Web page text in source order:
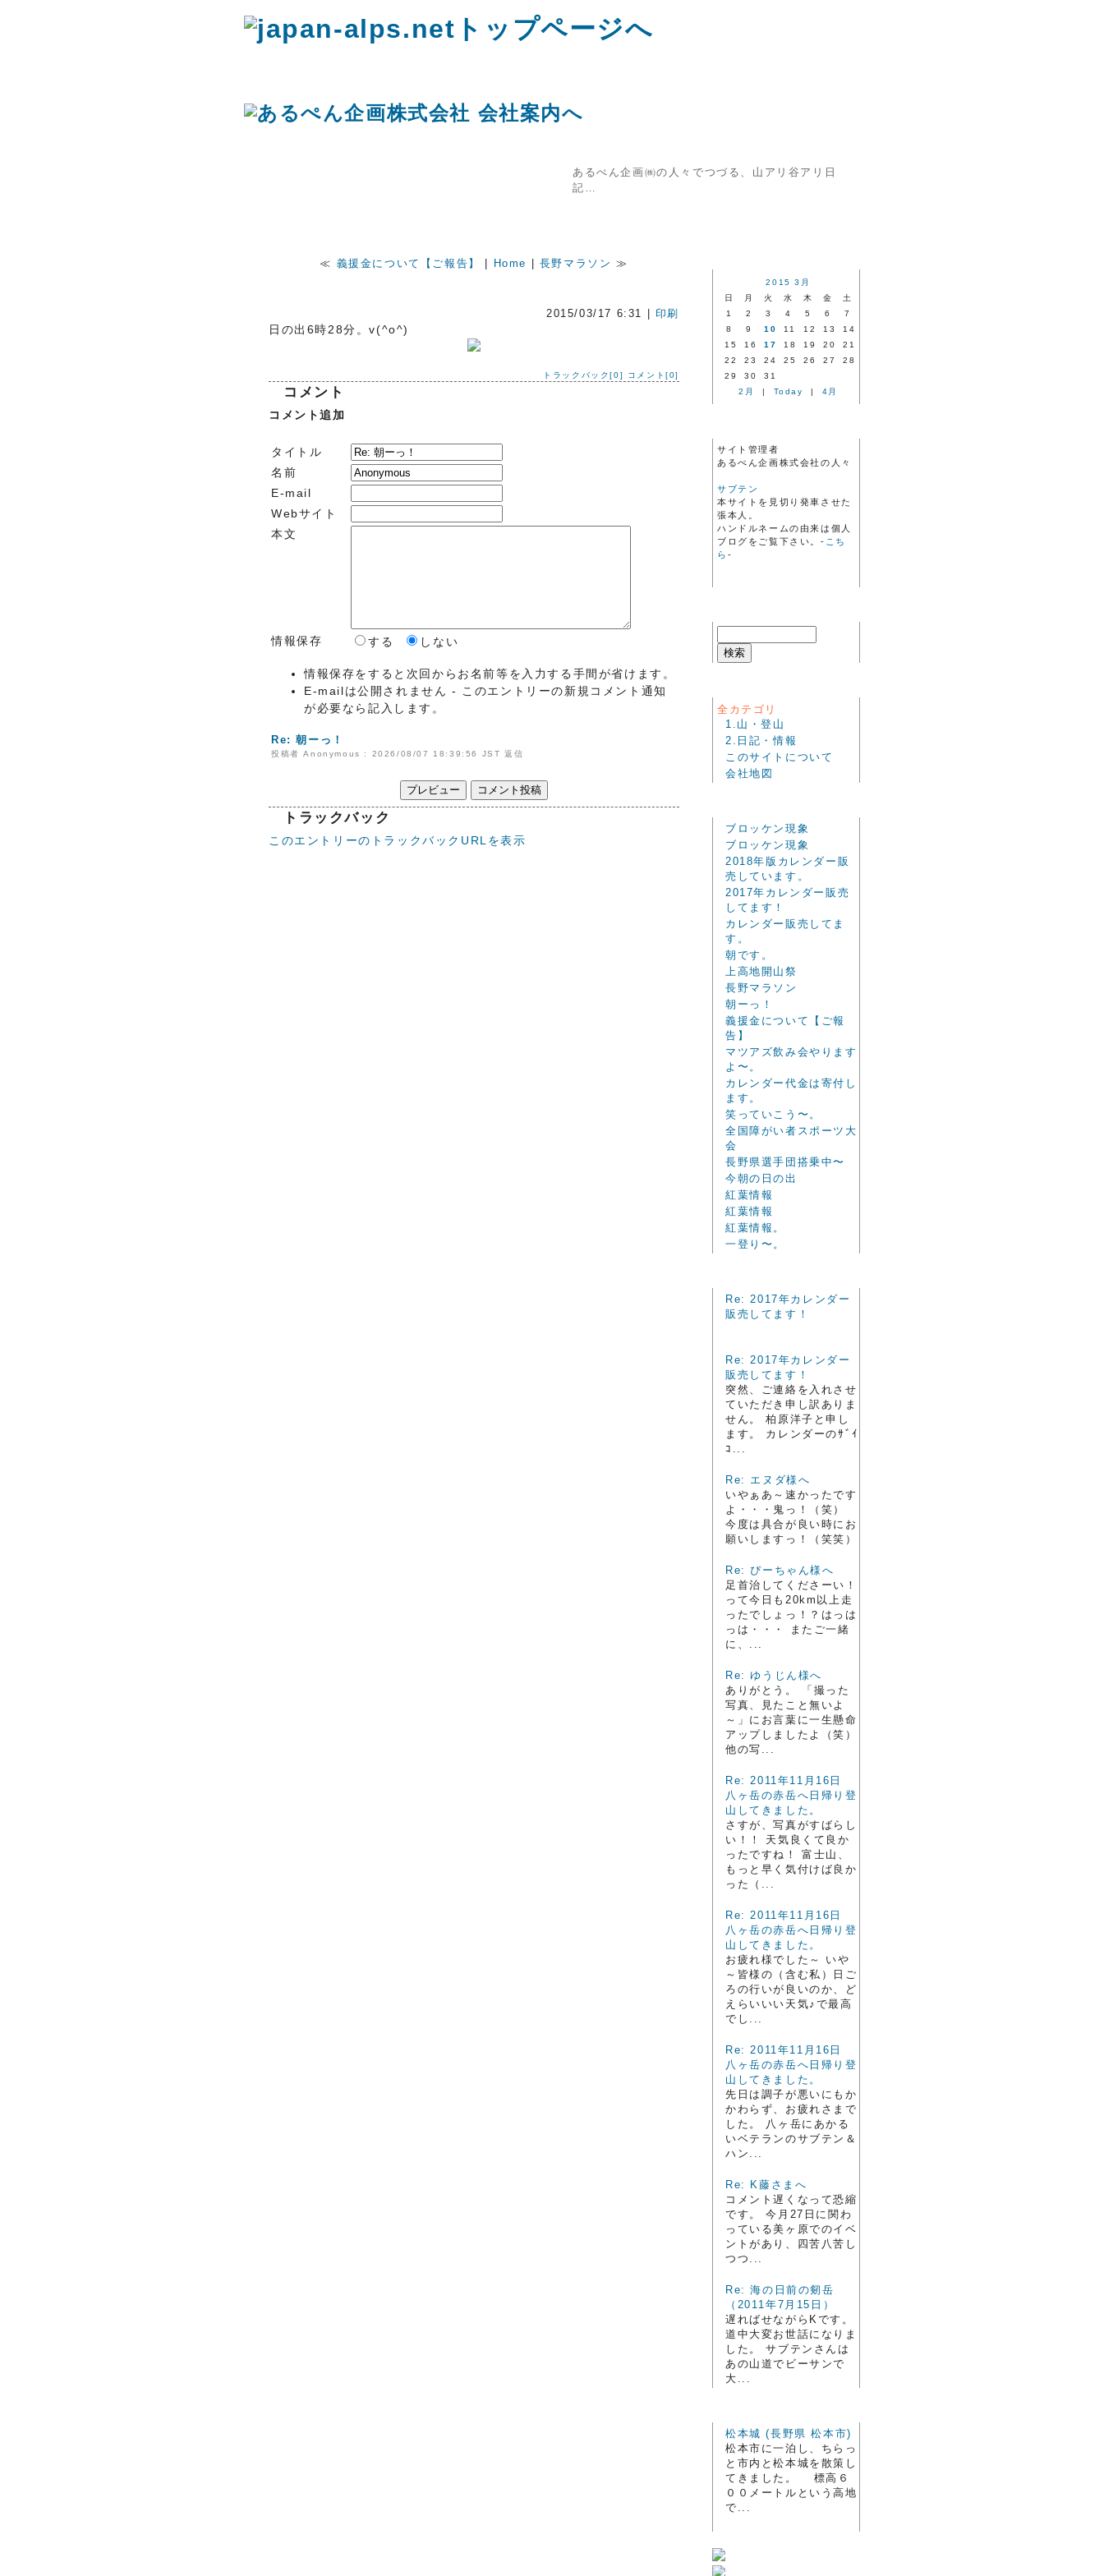
あるぺん企画㈱の人々でつづる、山アリ谷アリ日
記…
2015 3月
日
月 火 水 木 金
土
1
2 3 4 5 6
7
8
9 10 11 12 13
14
15
16 17 18 19 20
21
22
23 24 25 26 27
28
29
30
31
2月
| Today | 4月
サイト管理者
あるぺん企画株式会社の人々
サブテン
本サイトを見切り発車させた
張本人。
ハンドルネームの由来は個人
ブログをご覧下さい。- こち
ら -
全カテゴリ
1.山・登山
2.日記・情報
このサイトについて
会社地図
ブロッケン現象
ブロッケン現象
2018年版カレンダー販
売しています。
2017年カレンダー販売
してます！
カレンダー販売してま
す。
朝です。
上高地開山祭
長野マラソン
朝ーっ！
義援金について【ご報
告】
マツアズ飲み会やります
よ〜。
カレンダー代金は寄付し
ます。
笑っていこう〜。
全国障がい者スポーツ大
会
長野県選手団搭乗中〜
今朝の日の出
紅葉情報
紅葉情報
紅葉情報。
一登り〜。
Re: 2017年カレンダー
販売してます！
Re: 2017年カレンダー
販売してます！
突然、ご連絡を入れさせ
ていただき申し訳ありま
せん。 柏原洋子と申し
ます。 カレンダーのｻﾞｲ
ｺ...
Re: エヌダ様へ
いやぁあ～速かったです
よ・・・鬼っ！（笑）
今度は具合が良い時にお
願いしますっ！（笑笑）
Re: ぴーちゃん様へ
足首治してくださーい！
って今日も20km以上走
ったでしょっ！？はっは
っは・・・ またご一緒
に、...
Re: ゆうじん様へ
ありがとう。 「撮った
写真、見たこと無いよ
～」にお言葉に一生懸命
アップしましたよ（笑）
他の写...
Re: 2011年11月16日
八ヶ岳の赤岳へ日帰り登
山してきました。
さすが、写真がすばらし
い！！ 天気良くて良か
ったですね！ 富士山、
もっと早く気付けば良か
った（...
Re: 2011年11月16日
八ヶ岳の赤岳へ日帰り登
山してきました。
お疲れ様でした～ いや
～皆様の（含む私）日ご
ろの行いが良いのか、ど
えらいいい天気♪で最高
でし...
Re: 2011年11月16日
八ヶ岳の赤岳へ日帰り登
山してきました。
先日は調子が悪いにもか
かわらず、お疲れさまで
した。 八ヶ岳にあかる
いベテランのサブテン＆
ハン...
Re: K藤さまへ
コメント遅くなって恐縮
です。 今月27日に関わ
っている美ヶ原でのイベ
ントがあり、四苦八苦し
つつ...
Re: 海の日前の剱岳
（2011年7月15日）
遅ればせながらKです。
道中大変お世話になりま
した。 サブテンさんは
あの山道でビーサンで
大...
松本城 (長野県 松本市)
松本市に一泊し、ちらっ
と市内と松本城を散策し
てきました。 標高６
００メートルという高地
で...
≪ 義援金について【ご報告】 Home 長野マラソン ≫
2015/03/17 6:31 | 印刷
日の出6時28分。v(^o^)
トラックバック[0] コメント[0]
コメント
コメント追加
タイトル
名前
E-mail
Webサイト
本文
情報保存 する しない
情報保存をすると次回からお名前等を入力する手間が省けます。
E-mailは公開されません - このエントリーの新規コメント通知
が必要なら記入します。
Re: 朝ーっ！
投稿者 Anonymous : 2026/08/07 18:39:56 JST返信
トラックバック
このエントリーのトラックバックURLを表示